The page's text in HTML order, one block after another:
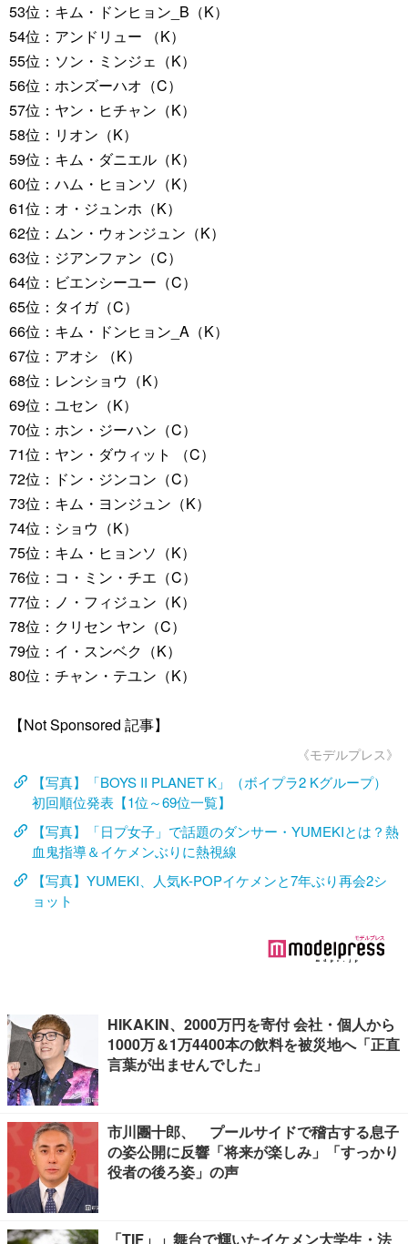
53位：キム・ドンヒョン_B（K）
54位：アンドリュー （K）
55位：ソン・ミンジェ（K）
56位：ホンズーハオ（C）
57位：ヤン・ヒチャン（K）
58位：リオン（K）
59位：キム・ダニエル（K）
60位：ハム・ヒョンソ（K）
61位：オ・ジュンホ（K）
62位：ムン・ウォンジュン（K）
63位：ジアンファン（C）
64位：ビエンシーユー（C）
65位：タイガ（C）
66位：キム・ドンヒョン_A（K）
67位：アオシ （K）
68位：レンショウ（K）
69位：ユセン（K）
70位：ホン・ジーハン（C）
71位：ヤン・ダウィット （C）
72位：ドン・ジンコン（C）
73位：キム・ヨンジュン（K）
74位：ショウ（K）
75位：キム・ヒョンソ（K）
76位：コ・ミン・チエ（C）
77位：ノ・フィジュン（K）
78位：クリセン ヤン（C）
79位：イ・スンベク（K）
80位：チャン・テユン（K）
【Not Sponsored 記事】
《モデルプレス》
【写真】「BOYS II PLANET K」（ボイプラ2 Kグループ）
初回順位発表【1位～69位一覧】
【写真】「日プ女子」で話題のダンサー・YUMEKIとは？熱
血鬼指導＆イケメンぶりに熱視線
【写真】YUMEKI、人気K-POPイケメンと7年ぶり再会2シ
ョット
HIKAKIN、2000万円を寄付 会社・個人から
1000万＆1万4400本の飲料を被災地へ「正直
言葉が出ませんでした」
市川團十郎、 プールサイドで稽古する息子
の姿公開に反響「将来が楽しみ」「すっかり
役者の後ろ姿」の声
「TIF」」舞台で輝いたイケメン大学生・法